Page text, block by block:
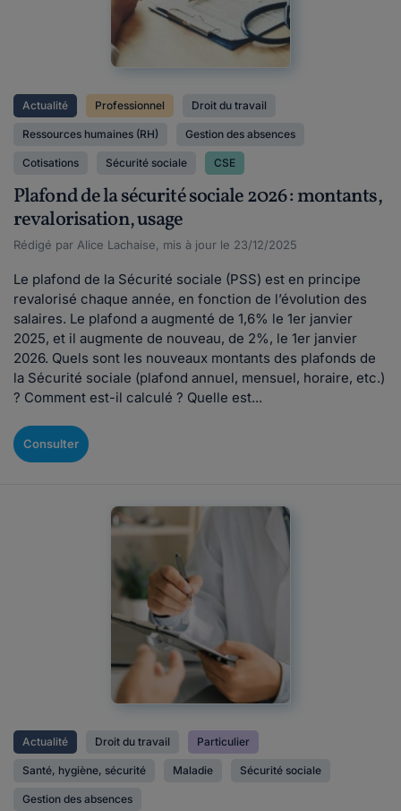
Actualité Professionnel Droit du travail
Ressources humaines (RH) Gestion des absences
Cotisations Sécurité sociale CSE
Plafond de la sécurité sociale 2026 : montants,
revalorisation, usage
Rédigé par Alice Lachaise, mis à jour le 23/12/2025
Le plafond de la Sécurité sociale (PSS) est en principe
revalorisé chaque année, en fonction de l’évolution des
salaires. Le plafond a augmenté de 1,6% le 1er janvier
2025, et il augmente de nouveau, de 2%, le 1er janvier
2026. Quels sont les nouveaux montants des plafonds de
la Sécurité sociale (plafond annuel, mensuel, horaire, etc.)
? Comment est-il calculé ? Quelle est...
Consulter
Actualité Droit du travail Particulier
Santé, hygiène, sécurité Maladie Sécurité sociale
Gestion des absences